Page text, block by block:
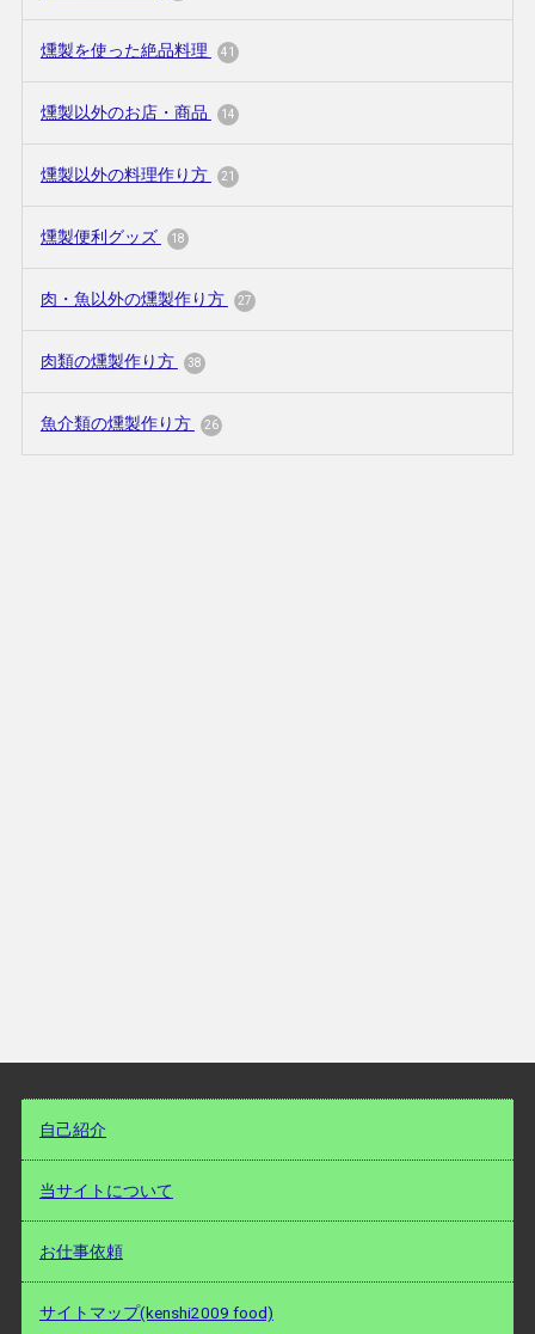
燻製を使った絶品料理 41
燻製以外のお店・商品 14
燻製以外の料理作り方 21
燻製便利グッズ 18
肉・魚以外の燻製作り方 27
肉類の燻製作り方 38
魚介類の燻製作り方 26
自己紹介
当サイトについて
お仕事依頼
サイトマップ(kenshi2009 food)